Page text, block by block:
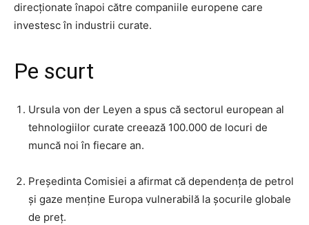
direcționate înapoi către companiile europene care
investesc în industrii curate.
Pe scurt
Ursula von der Leyen a spus că sectorul european al
tehnologiilor curate creează 100.000 de locuri de
muncă noi în fiecare an.
Președinta Comisiei a afirmat că dependența de petrol
și gaze menține Europa vulnerabilă la șocurile globale
de preț.